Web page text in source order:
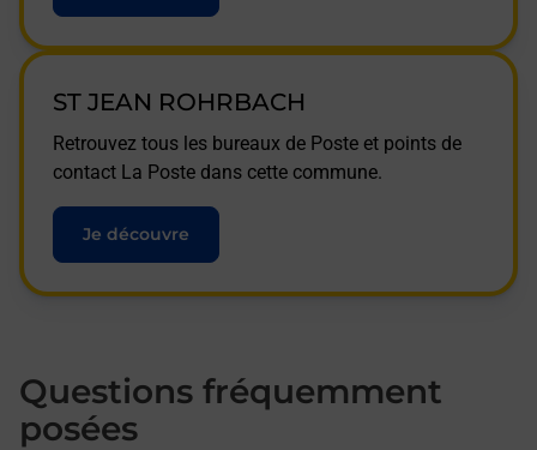
ST JEAN ROHRBACH
Retrouvez tous les bureaux de Poste et points de
contact La Poste dans cette commune.
Je découvre
Questions fréquemment
posées